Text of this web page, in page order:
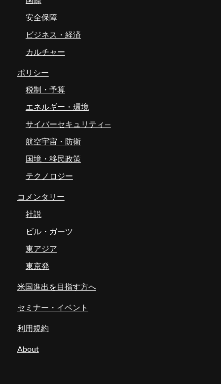
安全保障
ビジネス・経済
カルチャー
ポリシー
税制・予算
エネルギー・環境
サイバーセキュリティ―
航空宇宙・防衛
国境・移民政策
テクノロジー
コメンタリー
社説
ビル・ガーツ
東アジア
東京発
米国進出を目指す方へ
セミナー・イベント
利用規約
About